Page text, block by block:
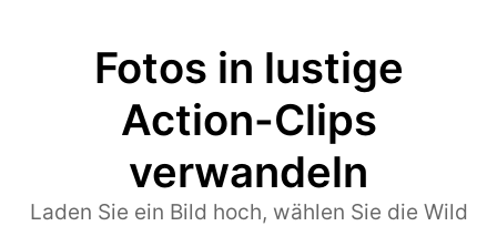
Fotos in lustige
Action-Clips
verwandeln
Laden Sie ein Bild hoch, wählen Sie die Wild